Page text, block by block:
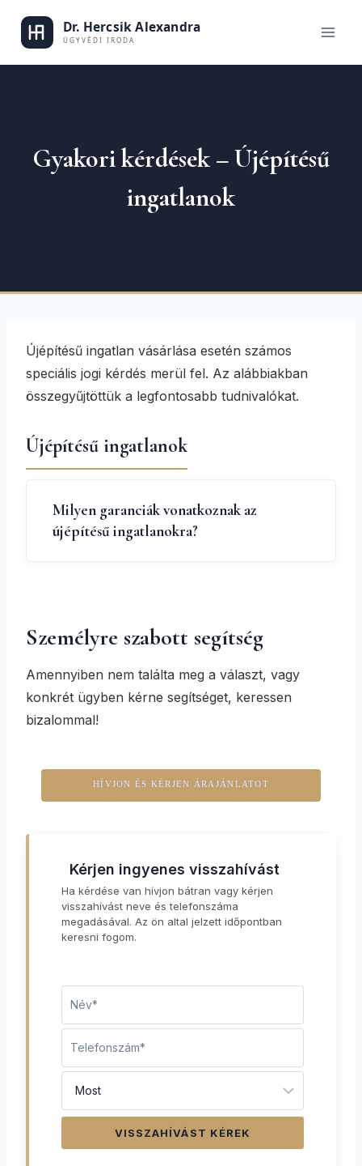
content
Dr.
Gyakori kérdések – Újépítésű
ingatlanok
Újépítésű ingatlan vásárlása esetén számos
speciális jogi kérdés merül fel. Az alábbiakban
összegyűjtöttük a legfontosabb tudnivalókat.
Újépítésű ingatlanok
Milyen garanciák vonatkoznak az
újépítésű ingatlanokra?
Személyre szabott segítség
Amennyiben nem találta meg a választ, vagy
konkrét ügyben kérne segítséget, keressen
bizalommal!
HÍVJON ÉS KÉRJEN ÁRAJÁNLATOT
Kérjen ingyenes visszahívást
Ha kérdése van hívjon bátran vagy kérjen
visszahívást neve és telefonszáma
megadásával. Az ön altal jelzett időpontban
keresni fogom.
VISSZAHÍVÁST KÉREK